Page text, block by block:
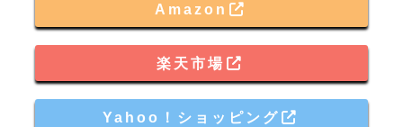
Amazon
楽天市場
Yahoo！ショッピング